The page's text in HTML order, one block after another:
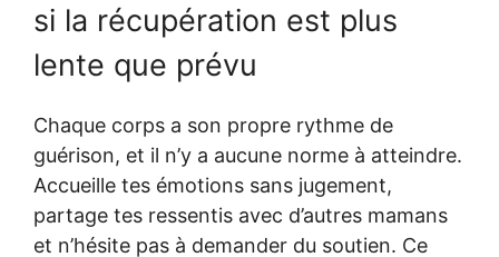
si la récupération est plus
lente que prévu
Chaque corps a son propre rythme de
guérison, et il n’y a aucune norme à atteindre.
Accueille tes émotions sans jugement,
partage tes ressentis avec d’autres mamans
et n’hésite pas à demander du soutien. Ce